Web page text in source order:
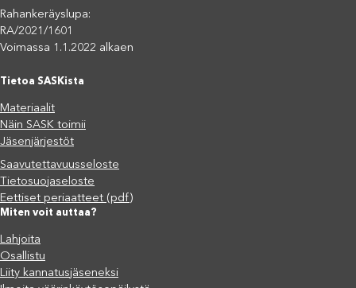
Rahankeräyslupa:
RA/2021/1601
Voimassa 1.1.2022 alkaen
Tietoa SASKista
Materiaalit
Näin SASK toimii
Jäsenjärjestöt
Saavutettavuusseloste
Tietosuojaseloste
Eettiset periaatteet (pdf)
Miten voit auttaa?
Lahjoita
Osallistu
Liity kannatusjäseneksi